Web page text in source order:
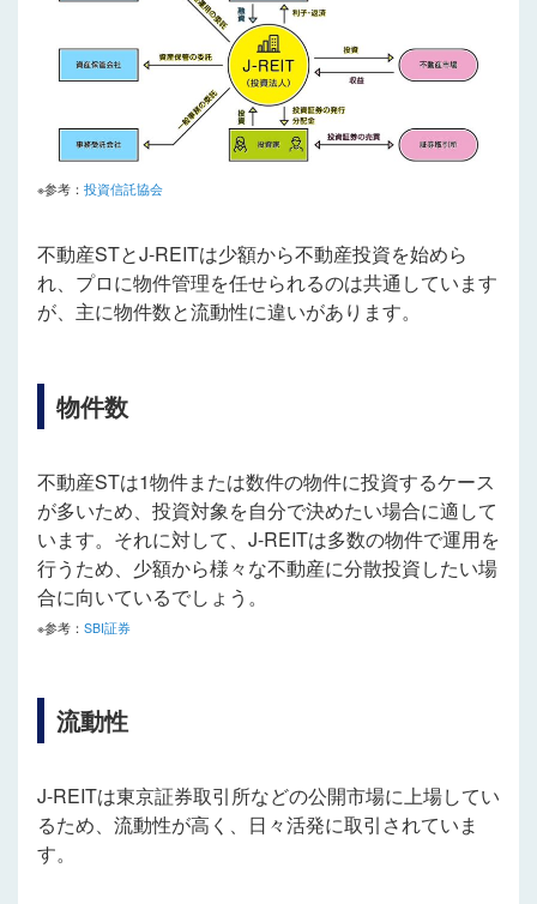
※参考： 投資信託協会
不動産STとJ-REITは少額から不動産投資を始めら
れ、プロに物件管理を任せられるのは共通しています
が、主に物件数と流動性に違いがあります。
物件数
不動産STは1物件または数件の物件に投資するケース
が多いため、投資対象を自分で決めたい場合に適して
います。それに対して、J-REITは多数の物件で運用を
行うため、少額から様々な不動産に分散投資したい場
合に向いているでしょう。
※参考： SBI証券
流動性
J-REITは東京証券取引所などの公開市場に上場してい
るため、流動性が高く、日々活発に取引されていま
す。